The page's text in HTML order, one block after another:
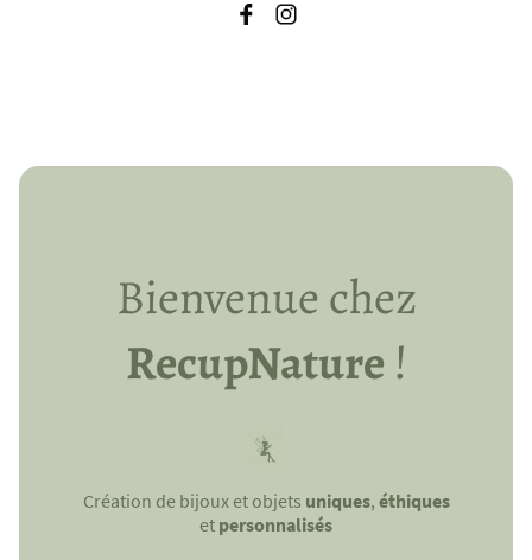
Bienvenue chez
RecupNature !
Création de bijoux et objets uniques, éthiques
et personnalisés